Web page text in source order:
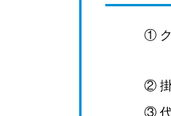
① ク
② 掛
③